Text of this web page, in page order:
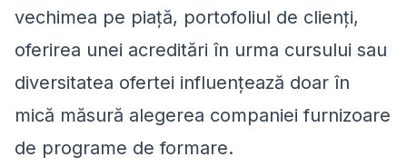
vechimea pe piață, portofoliul de clienți,
oferirea unei acreditări în urma cursului sau
diversitatea ofertei influențează doar în
mică măsură alegerea companiei furnizoare
de programe de formare.